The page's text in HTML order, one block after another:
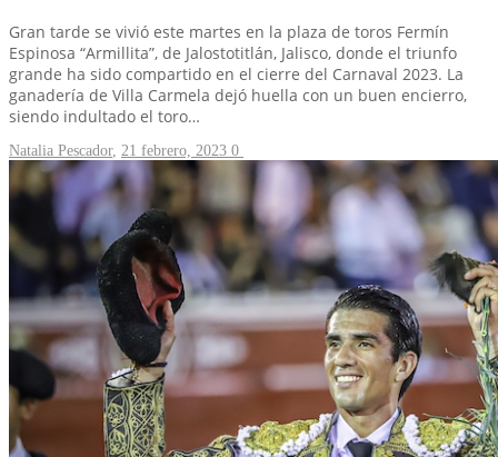
Gran tarde se vivió este martes en la plaza de toros Fermín
Espinosa “Armillita”, de Jalostotitlán, Jalisco, donde el triunfo
grande ha sido compartido en el cierre del Carnaval 2023. La
ganadería de Villa Carmela dejó huella con un buen encierro,
siendo indultado el toro…
Natalia Pescador, 21 febrero, 2023 0